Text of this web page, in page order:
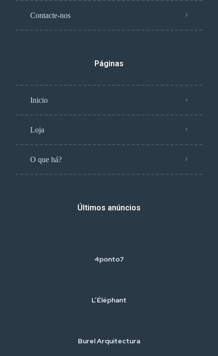
Contacte-nos
Páginas
Inicio
Loja
O que há?
Últimos anúncios
4ponto7
L’Éléphant
Burel Arquitectura